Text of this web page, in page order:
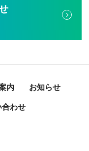
内
お知らせ
わせ